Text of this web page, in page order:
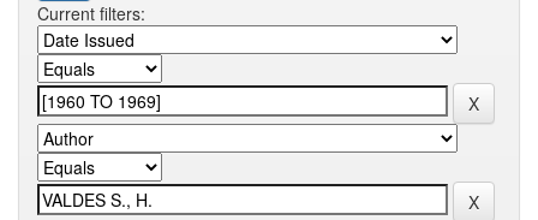
Current filters: